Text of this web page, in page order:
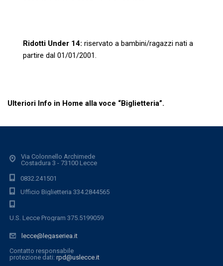
Ridotti Under 14: riservato a bambini/ragazzi nati a
partire dal 01/01/2001.
Ulteriori Info in Home alla voce “Biglietteria”.
Via Colonnello Archimede
Costadura 3 - 73100 Lecce
0832.241501
Ufficio Biglietteria 334.2844565
U.S. Lecce Program 375.5199059
lecce@legaseriea.it
Contatto responsabile
protezione dati: rpd@uslecce.it